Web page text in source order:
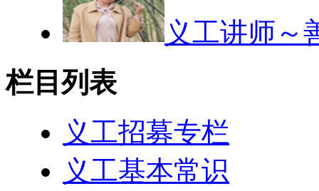
义工讲师～
栏目列表
义工招募专栏
义工基本常识